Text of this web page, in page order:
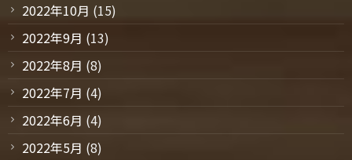
2022年10月 (15)
2022年9月 (13)
2022年8月 (8)
2022年7月 (4)
2022年6月 (4)
2022年5月 (8)